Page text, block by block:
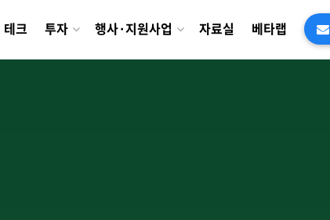
테크 투자 행사·지원사업 자료실 베타랩